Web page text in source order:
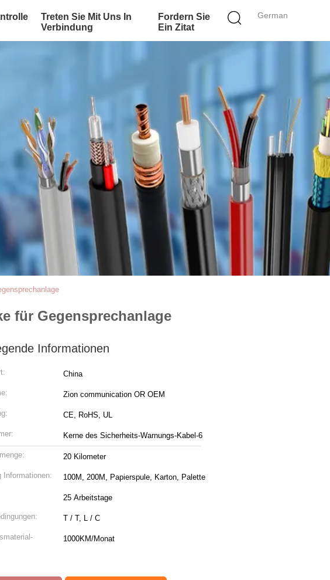
German
Treten Sie Mit Uns In
Verbindung
Fordern Sie
Ein Zitat
für Gegensprechanlage
Informationen
China
Zion communication OR OEM
CE, RoHS, UL
Kerne des Sicherheits-Warnungs-Kabel-6
20 Kilometer
Informationen: 100M, 200M, Papierspule, Karton, Palette
25 Arbeitstage
T / T, L / C
1000KM/Monat